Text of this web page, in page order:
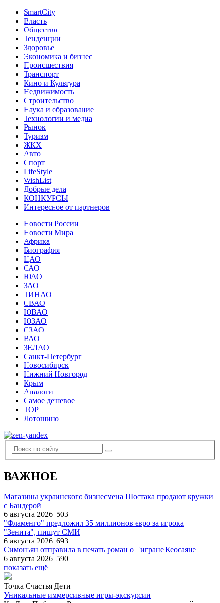
SmartCity
Власть
Общество
Тенденции
Здоровье
Экономика и бизнес
Происшествия
Транспорт
Кино и Культура
Недвижимость
Строительство
Наука и образование
Технологии и медиа
Рынок
Туризм
ЖКХ
Авто
Спорт
LifeStyle
WishList
Добрые дела
КОНКУРСЫ
Интересное от партнеров
Новости России
Новости Мира
Африка
Биография
ЦАО
САО
ЮАО
ЗАО
ТИНАО
СВАО
ЮВАО
ЮЗАО
СЗАО
ВАО
ЗЕЛАО
Санкт-Петербург
Новосибирск
Нижний Новгород
Крым
Аналоги
Самое дешевое
TOP
Лотошино
ВАЖНОЕ
Магазины украинского бизнесмена Шостака продают кружки
с Бандерой
6 августа 2026 503
"Фламенго" предложил 35 миллионов евро за игрока
"Зенита", пишут СМИ
6 августа 2026 693
Симоньян отправила в печать роман о Тигране Кеосаяне
6 августа 2026 590
показать ещё
Точка Счастья Дети
Уникальные иммерсивные игры-экскурсии